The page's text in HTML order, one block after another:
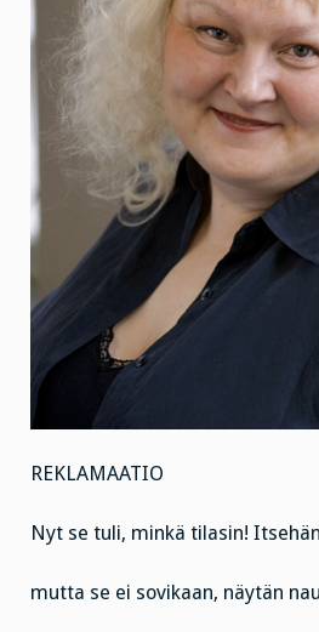
REKLAMAATIO
Nyt se tuli, minkä tilasin!
mutta se ei sovikaan, näytän